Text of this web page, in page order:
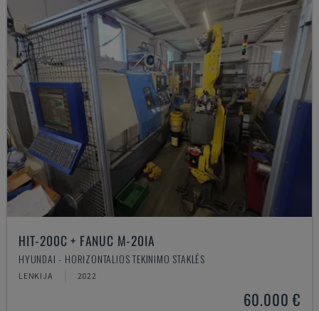
HIT-200C + FANUC M-20IA
HYUNDAI - HORIZONTALIOS TEKINIMO STAKLĖS
LENKIJA 2022
60.000 €